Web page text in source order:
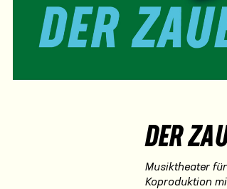
DER
Musiktheater
Koproduktion